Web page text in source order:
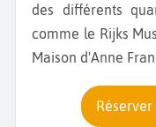
des différents
comme le Rijks
Maison d'Anne